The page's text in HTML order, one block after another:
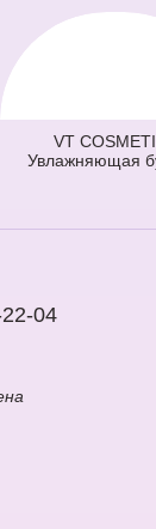
VT
Увлажняющая
04